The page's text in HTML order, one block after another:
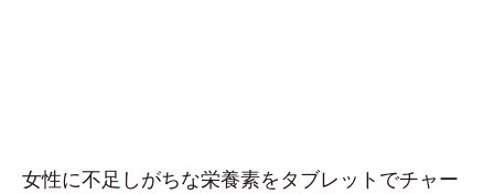
女性に不足しがちな栄養素をタブレットでチャー